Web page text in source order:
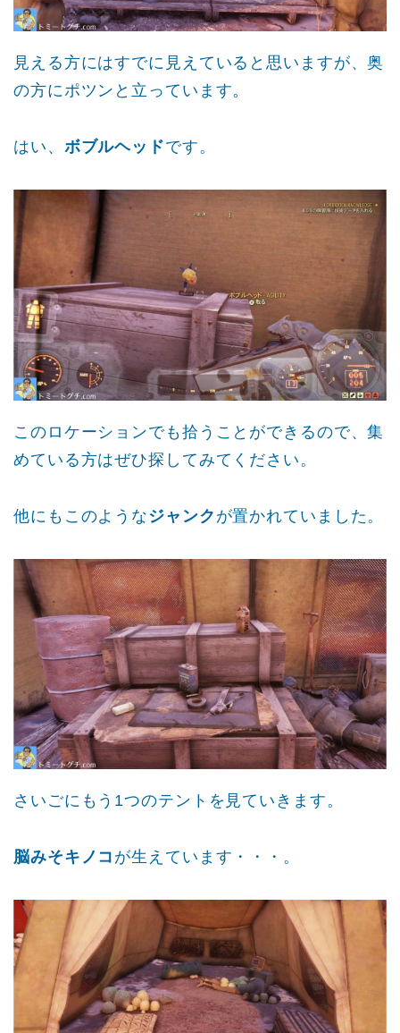
見える方にはすでに見えていると思いますが、奥
の方にポツンと立っています。
はい、 ボブルヘッドです。
このロケーションでも拾うことができるので、集
めている方はぜひ探してみてください。
他にもこのような ジャンク が置かれていました。
さいごにもう1つのテントを見ていきます。
脳みそキノコ が生えています・・・。